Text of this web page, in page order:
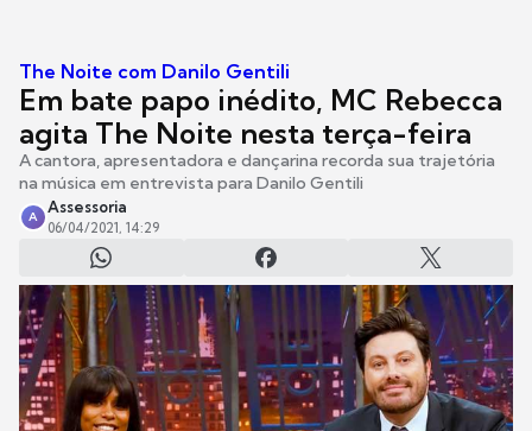
The Noite com Danilo Gentili
Em bate papo inédito, MC Rebecca
agita The Noite nesta terça-feira
A cantora, apresentadora e dançarina recorda sua trajetória
na música em entrevista para Danilo Gentili
A
Assessoria
06/04/2021, 14:29